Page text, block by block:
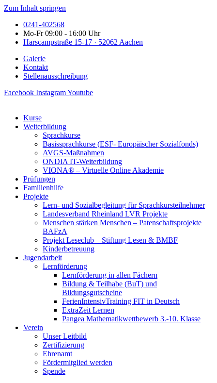
Zum Inhalt springen
0241-402568
Mo-Fr 09:00 - 16:00 Uhr
Harscampstraße 15-17 · 52062 Aachen
Galerie
Kontakt
Stellenausschreibung
Facebook InstagramYoutube
Kurse
Weiterbildung
Sprachkurse
Basissprachkurse (ESF- Europäischer Sozialfonds)
AVGS-Maßnahmen
ONDIA IT-Weiterbildung
VIONA® – Virtuelle Online Akademie
Prüfungen
Familienhilfe
Projekte
Lern- und Sozialbegleitung für Sprachkursteilnehmer
Landesverband Rheinland LVR Projekte
Menschen stärken Menschen – Patenschaftsprojekte
BAFzA
Projekt Leseclub – Stiftung Lesen & BMBF
Kinderbetreuung
Jugendarbeit
Lernförderung
Lernförderung in allen Fächern
Bildung & Teilhabe (BuT) und
Bildungsgutscheine
FerienIntensivTraining FIT in Deutsch
ExtraZeit Lernen
Pangea Mathematikwettbewerb 3.-10. Klasse
Verein
Unser Leitbild
Zertifizierung
Ehrenamt
Fördermitglied werden
Spende